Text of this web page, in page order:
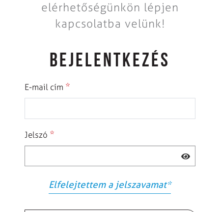
elérhetőségünkön lépjen
kapcsolatba velünk!
BEJELENTKEZÉS
E-mail cím *
Jelszó *
Elfelejtettem a jelszavamat*